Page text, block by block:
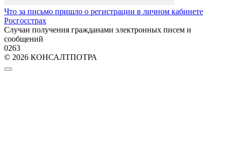
Что за письмо пришло о регистрации в личном кабинете
Росгосстрах
Случаи получения гражданами электронных писем и
сообщений
0263
© 2026 КОНСАЛТПОТРА